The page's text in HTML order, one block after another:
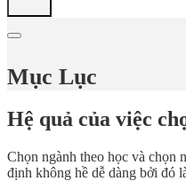
Mục Lục
Hệ quả của việc
Chọn ngành theo học và chọn
định không hề dễ dàng bởi đó